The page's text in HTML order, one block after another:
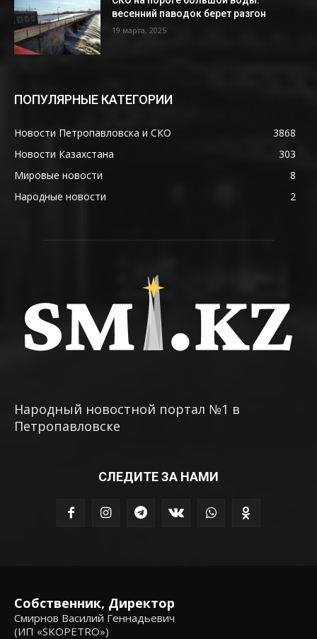
весенний паводок берет разгон
19 марта, 2025
ПОПУЛЯРНЫЕ КАТЕГОРИИ
Новости Петропавловска и СКО
3868
Новости Казахстана
303
Мировые новости
8
Народные новости
2
Народный новостной портал №1 в
Петропавловске
СЛЕДИТЕ ЗА НАМИ
Собственник, Директор
Смирнов Василий Геннадьевич
(ИП «SKOPETRO»)